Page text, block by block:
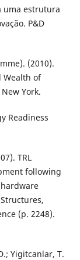
uma estrutura
P&D
(2010).
Wealth of
York.
Readiness
TRL
following
(p. 2248).
Yigitcanlar, T.